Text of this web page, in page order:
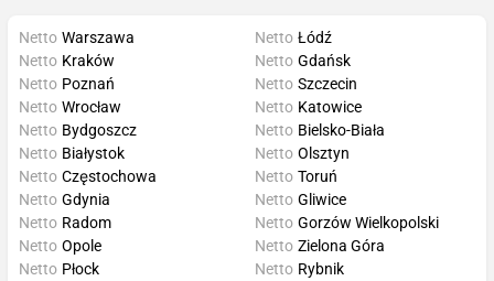
Netto Warszawa
Netto Kraków
Netto Poznań
Netto Wrocław
Netto Łódź
Netto Gdańsk
Netto Szczecin
Netto Katowice
Netto Bydgoszcz
Netto Białystok
Netto Częstochowa
Netto Gdynia
Netto Bielsko-Biała
Netto Olsztyn
Netto Toruń
Netto Gliwice
Netto Radom
Netto Opole
Netto Płock
Netto Gorzów Wielkopolski
Netto Zielona Góra
Netto Rybnik